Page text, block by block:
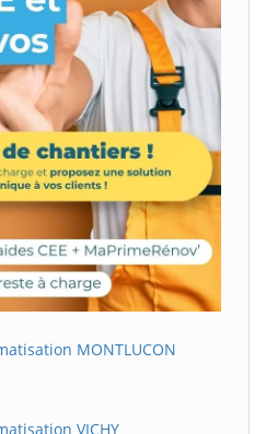
MONTLUCON
VICHY